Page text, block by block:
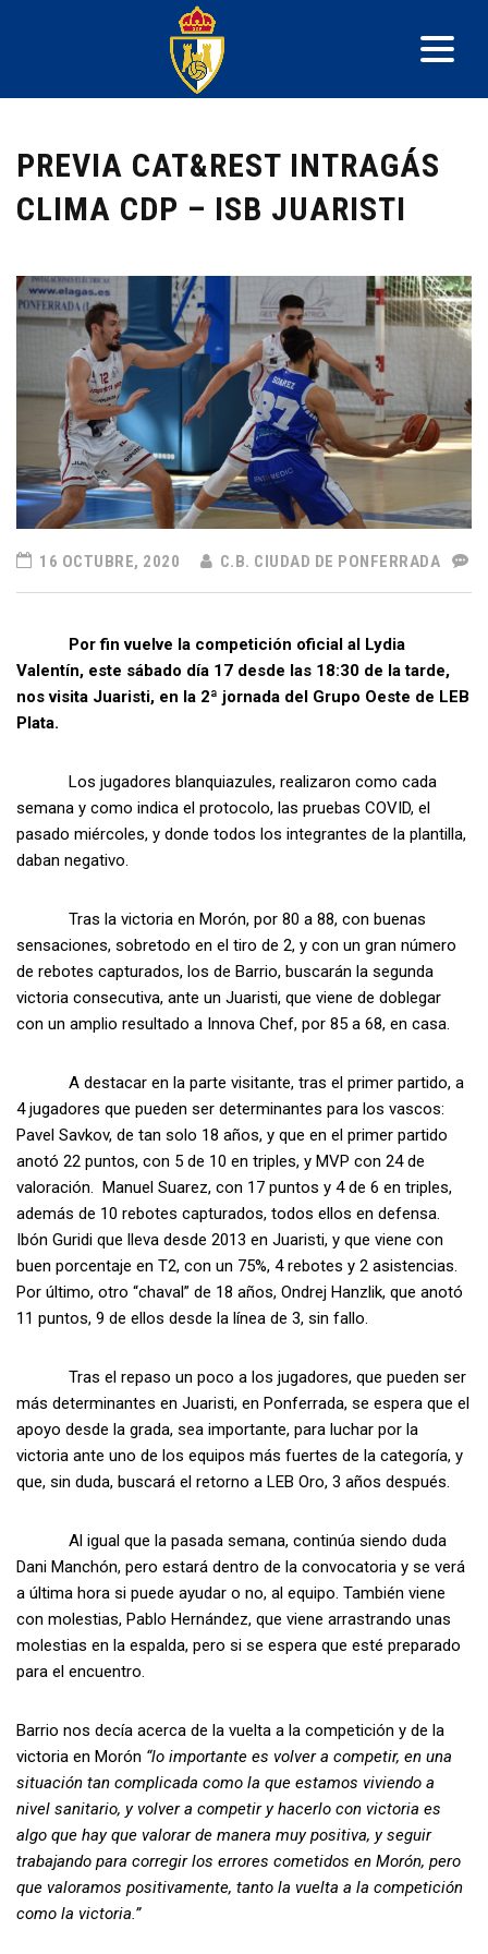
PREVIA CAT&REST INTRAGÁS
CLIMA CDP – ISB JUARISTI
16 OCTUBRE, 2020 C.B. CIUDAD DE PONFERRADA
Por fin vuelve la competición oficial al Lydia
Valentín, este sábado día 17 desde las 18:30 de la tarde,
nos visita Juaristi, en la 2ª jornada del Grupo Oeste de LEB
Plata.
Los jugadores blanquiazules, realizaron como cada
semana y como indica el protocolo, las pruebas COVID, el
pasado miércoles, y donde todos los integrantes de la plantilla,
daban negativo.
Tras la victoria en Morón, por 80 a 88, con buenas
sensaciones, sobretodo en el tiro de 2, y con un gran número
de rebotes capturados, los de Barrio, buscarán la segunda
victoria consecutiva, ante un Juaristi, que viene de doblegar
con un amplio resultado a Innova Chef, por 85 a 68, en casa.
A destacar en la parte visitante, tras el primer partido, a
4 jugadores que pueden ser determinantes para los vascos:
Pavel Savkov, de tan solo 18 años, y que en el primer partido
anotó 22 puntos, con 5 de 10 en triples, y MVP con 24 de
valoración. Manuel Suarez, con 17 puntos y 4 de 6 en triples,
además de 10 rebotes capturados, todos ellos en defensa.
Ibón Guridi que lleva desde 2013 en Juaristi, y que viene con
buen porcentaje en T2, con un 75%, 4 rebotes y 2 asistencias.
Por último, otro “chaval” de 18 años, Ondrej Hanzlik, que anotó
11 puntos, 9 de ellos desde la línea de 3, sin fallo.
Tras el repaso un poco a los jugadores, que pueden ser
más determinantes en Juaristi, en Ponferrada, se espera que el
apoyo desde la grada, sea importante, para luchar por la
victoria ante uno de los equipos más fuertes de la categoría, y
que, sin duda, buscará el retorno a LEB Oro, 3 años después.
Al igual que la pasada semana, continúa siendo duda
Dani Manchón, pero estará dentro de la convocatoria y se verá
a última hora si puede ayudar o no, al equipo. También viene
con molestias, Pablo Hernández, que viene arrastrando unas
molestias en la espalda, pero si se espera que esté preparado
para el encuentro.
Barrio nos decía acerca de la vuelta a la competición y de la
victoria en Morón “lo importante es volver a competir, en una
situación tan complicada como la que estamos viviendo a
nivel sanitario, y volver a competir y hacerlo con victoria es
algo que hay que valorar de manera muy positiva, y seguir
trabajando para corregir los errores cometidos en Morón, pero
que valoramos positivamente, tanto la vuelta a la competición
como la victoria.”